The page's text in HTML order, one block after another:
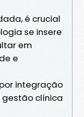
é crucial
se insere
em
e
integração
clínica